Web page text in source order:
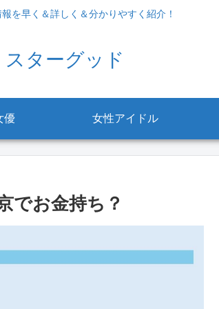
を早く＆詳しく＆分かりやすく紹介！
スターグッド
優 女性アイドル
でお金持ち？